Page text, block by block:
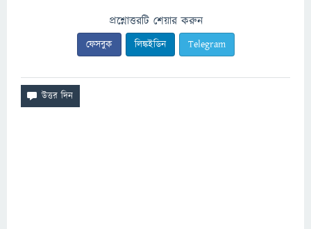
প্রশ্নোত্তরটি শেয়ার করুন
ফেসবুক লিঙ্কইডিন Telegram